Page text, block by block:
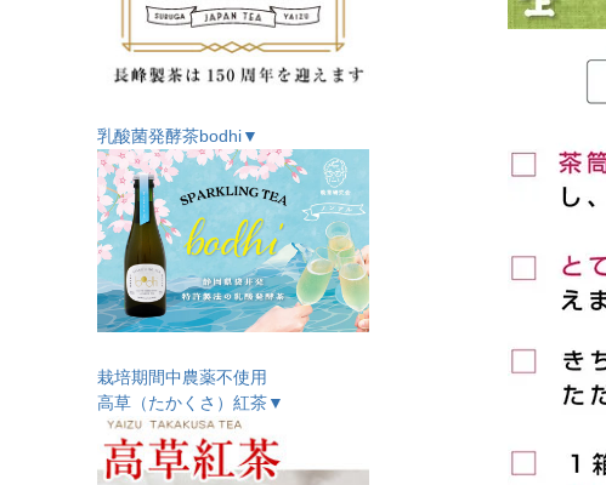
乳酸菌発酵茶bodhi▼
栽培期間中農薬不使用
高草（たかくさ）紅茶▼